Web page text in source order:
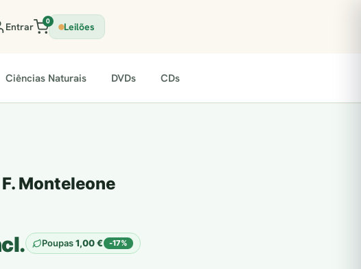
Entrar 0 Leilões
Ciências Naturais DVDs CDs
Monteleone
Poupas1,00€ -17%